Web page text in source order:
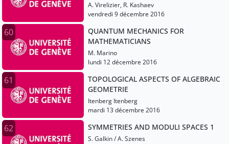
A. Virelizier, R. Kashaev
vendredi 9 décembre 2016
60
QUANTUM MECHANICS FOR
MATHEMATICIANS
M. Marino
lundi 12 décembre 2016
61
TOPOLOGICAL ASPECTS OF ALGEBRAIC
GEOMETRIE
Itenberg Itenberg
mardi 13 décembre 2016
62 SYMMETRIES AND MODULI SPACES 1
S. Galkin / A. Szenes